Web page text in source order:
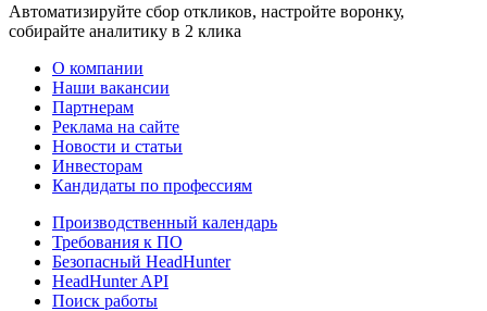
Автоматизируйте сбор откликов, настройте воронку,
собирайте аналитику в 2 клика
О компании
Наши вакансии
Партнерам
Реклама на сайте
Новости и статьи
Инвесторам
Кандидаты по профессиям
Производственный календарь
Требования к ПО
Безопасный HeadHunter
HeadHunter API
Поиск работы